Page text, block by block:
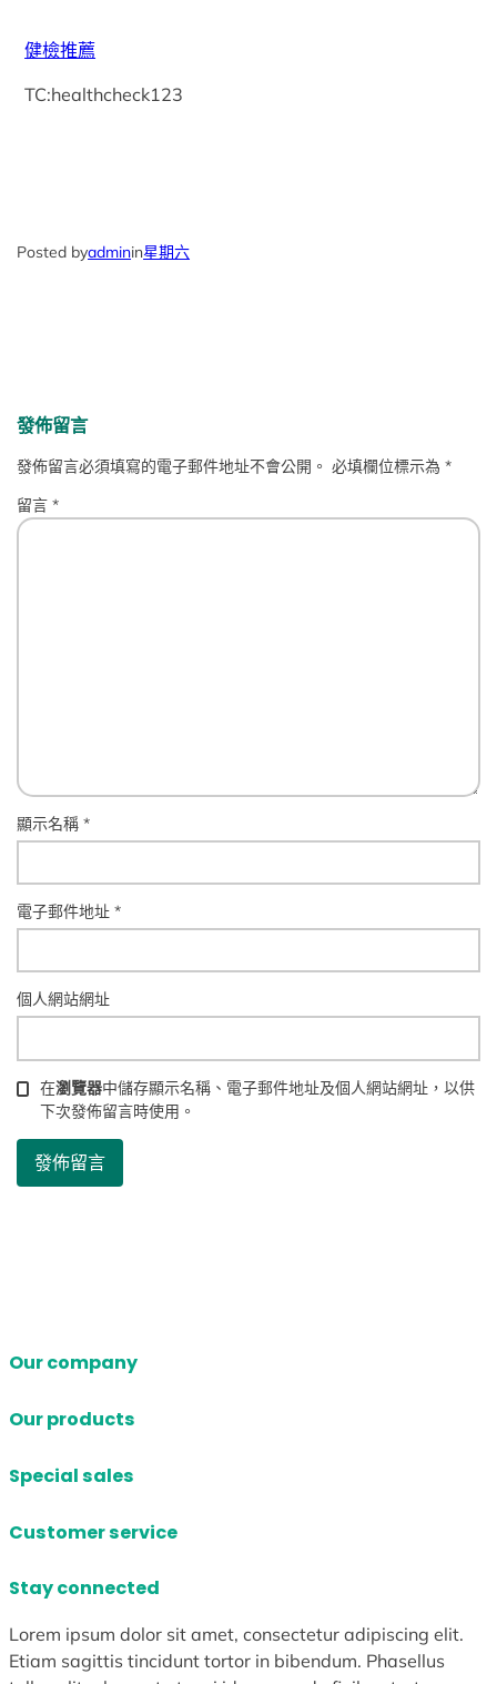
健檢推薦
TC:healthcheck123
Posted byadminin星期六
發佈留言
發佈留言必須填寫的電子郵件地址不會公開。 必填欄位標示為*
留言*
顯示名稱*
電子郵件地址*
個人網站網址
在瀏覽器中儲存顯示名稱、電子郵件地址及個人網站網址，以供
下次發佈留言時使用。
Our company
Our products
Special sales
Customer service
Stay connected
Lorem ipsum dolor sit amet, consectetur adipiscing elit.
Etiam sagittis tincidunt tortor in bibendum. Phasellus